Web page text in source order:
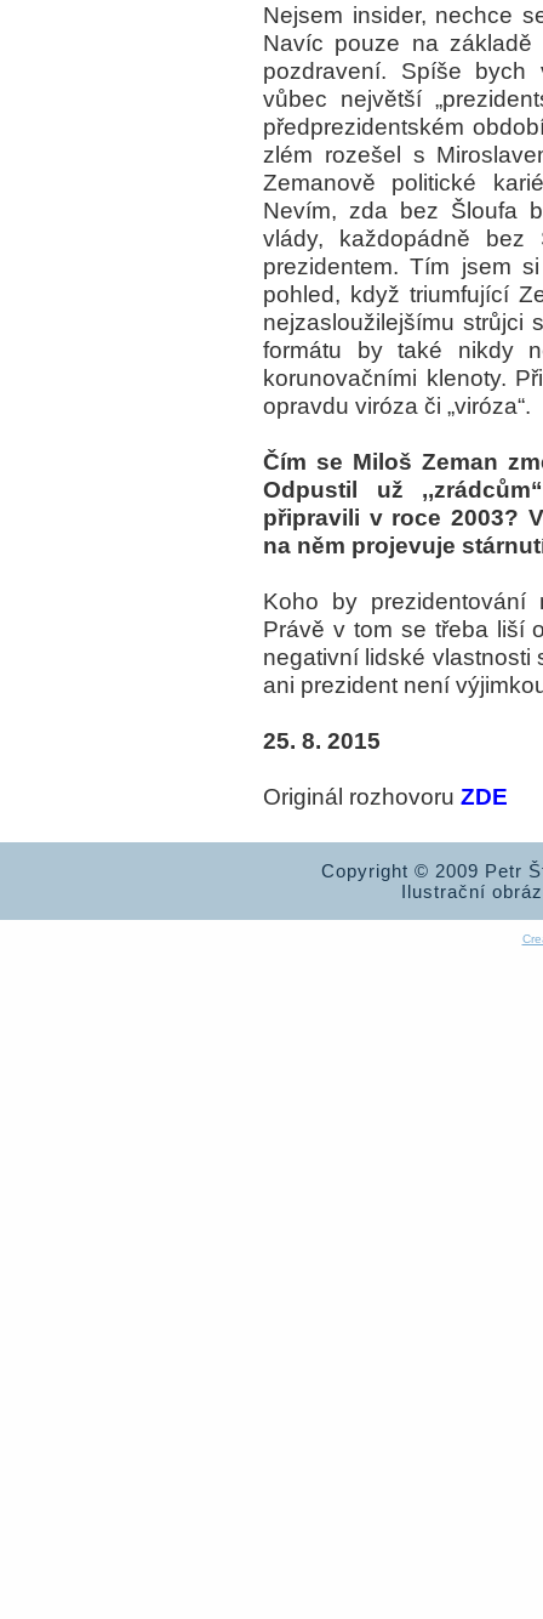
Nejsem insider, nechce
Navíc pouze na
pozdravení. Spíše bych
vůbec největší
předprezidentském
zlém rozešel s
Zemanově politické
Nevím, zda bez Šloufa
vlády, každopádně
prezidentem. Tím jsem
pohled, když triumfující
nejzasloužilejšímu strůjci
formátu by také nikdy
korunovačními klenoty.
opravdu viróza či „viróza“.
Čím se Miloš Zeman
Odpustil už
připravili v roce 2003?
na něm projevuje
Koho by prezidentování
Právě v tom se třeba liší
negativní lidské vlastnosti
ani prezident není
25. 8. 2015
Originál rozhovoru ZDE
Copyright © 2009 Petr
Ilustrační